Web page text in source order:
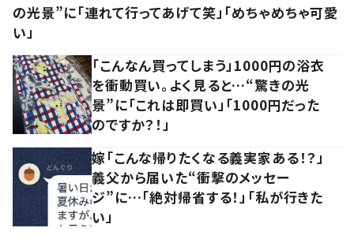
の光景”に「連れて行ってあげて笑」「めちゃめちゃ可愛
い」
「こんなん買ってしまう」1000円の浴衣
を衝動買い。よく見ると…“驚きの光
景”に「これは即買い」「1000円だった
のですか？！」
嫁「こんな帰りたくなる義実家ある！？」
義父から届いた“衝撃のメッセー
ジ”に…「絶対帰省する！」「私が行きた
い」